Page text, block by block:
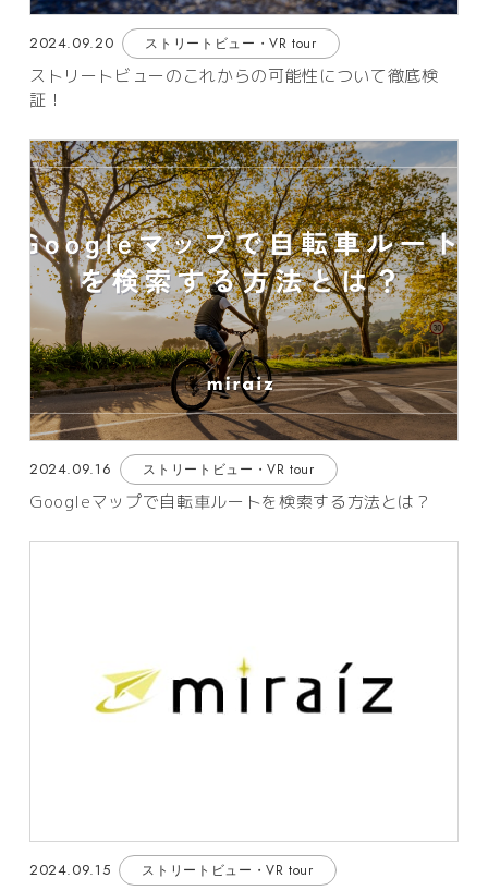
2024.09.20 ストリートビュー・VR tour
ストリートビューのこれからの可能性について徹底検
証！
2024.09.16 ストリートビュー・VR tour
Googleマップで自転車ルートを検索する方法とは？
2024.09.15 ストリートビュー・VR tour